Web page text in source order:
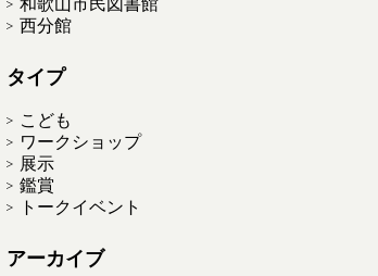
西分館
タイプ
こども
ワークショップ
展示
鑑賞
トークイベント
アーカイブ